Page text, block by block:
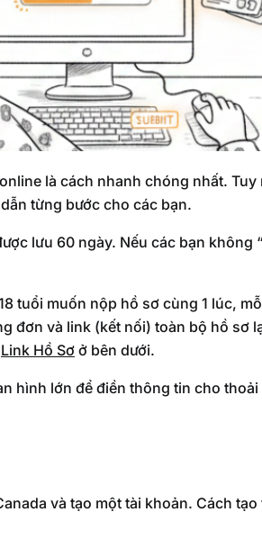
online là cách nhanh chóng nhất.
từng bước cho các bạn.
lưu 60 ngày. Nếu các bạn không
tuổi muốn nộp hồ sơ cùng 1 lúc,
đơn và link (kết nối) toàn bộ hồ sơ
Link Hồ Sơ ở bên dưới.
hình lớn để điền thông tin cho
và tạo một tài khoản. Cách tạo